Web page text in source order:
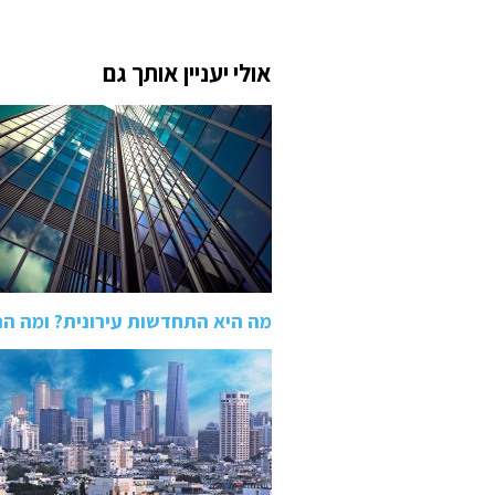
אולי יעניין אותך גם
מה היא התחדשות עירונית? ומה